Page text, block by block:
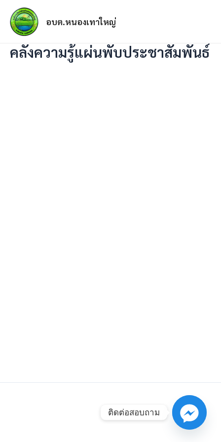
อบต.หนองเทาใหญ่
คลังความรู้แผ่นพับประชาสัมพันธ์
ติดต่อสอบถาม